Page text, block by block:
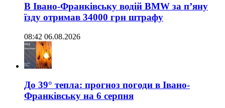
В Івано-Франківську водій BMW за п’яну
їзду отримав 34000 грн штрафу
08:42 06.08.2026
До 39° тепла: прогноз погоди в Івано-
Франківську на 6 серпня